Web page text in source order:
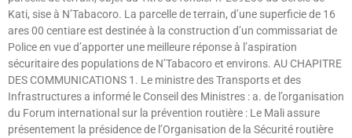
Kati, sise à N’Tabacoro. La parcelle de terrain, d’une superficie de 16
ares 00 centiare est destinée à la construction d’un commissariat de
Police en vue d’apporter une meilleure réponse à l’aspiration
sécuritaire des populations de N’Tabacoro et environs. AU CHAPITRE
DES COMMUNICATIONS 1. Le ministre des Transports et des
Infrastructures a informé le Conseil des Ministres : a. de l’organisation
du Forum international sur la prévention routière : Le Mali assure
présentement la présidence de l’Organisation de la Sécurité routière